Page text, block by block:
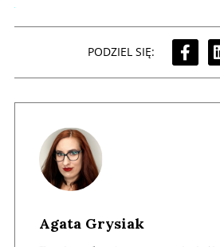
PODZIEL SIĘ:
Agata Grysiak